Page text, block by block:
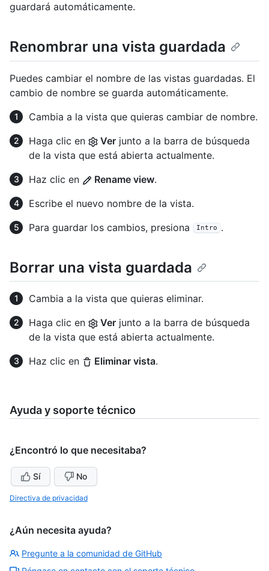
guardará automáticamente.
Renombrar una vista guardada
Puedes cambiar el nombre de las vistas guardadas. El
cambio de nombre se guarda automáticamente.
Cambia a la vista que quieras cambiar de nombre.
Haga clic en
Ver junto a la barra de búsqueda
de la vista que está abierta actualmente.
Haz clic en
Rename view.
Escribe el nuevo nombre de la vista.
Para guardar los cambios, presiona
Intro .
Borrar una vista guardada
Cambia a la vista que quieras eliminar.
Haga clic en
Ver junto a la barra de búsqueda
de la vista que está abierta actualmente.
Haz clic en
Eliminar vista.
Ayuda y soporte técnico
¿Encontró lo que necesitaba?
Sí No
Directiva de privacidad
¿Aún necesita ayuda?
Pregunte a la comunidad de GitHub